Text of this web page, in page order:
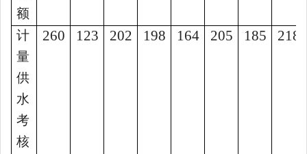
额
计
量
供
水
考
核
260 123 202 198 164 205 185 218